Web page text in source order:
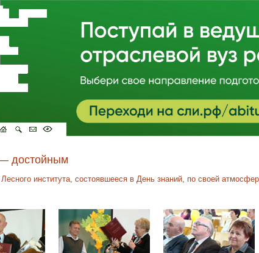
достойным
института, состоявшееся в День знаний, по своей